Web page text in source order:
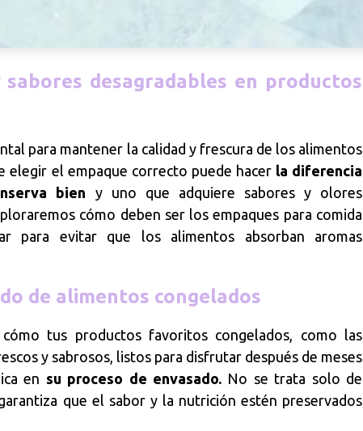
desagradables en productos
para mantener la calidad y frescura de los alimentos
elegir el empaque correcto puede hacerla diferencia
bien y uno que adquiere sabores y olores
cómo deben ser los empaques para comida
para evitar que los alimentos absorban aromas
de alimentos congelados
tus productos favoritos congelados, como las
y sabrosos, listos para disfrutar después de meses
en su proceso de envasado. No se trata solo de
que el sabor y la nutrición estén preservados